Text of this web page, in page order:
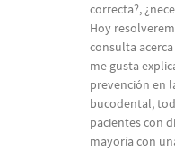
correcta?,
Hoy
consulta
me gusta
prevención en
bucodental,
pacientes con
mayoría con